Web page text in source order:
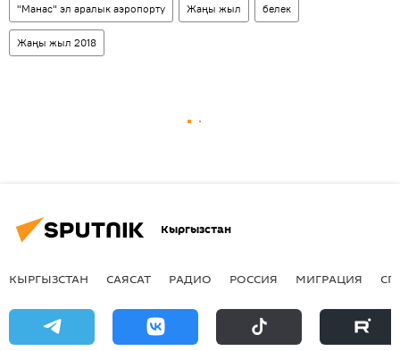
"Манас" эл аралык аэропорту Жаңы жыл белек
Жаңы жыл 2018
Кыргызстан
КЫРГЫЗСТАН САЯСАТ РАДИО РОССИЯ МИГРАЦИЯ